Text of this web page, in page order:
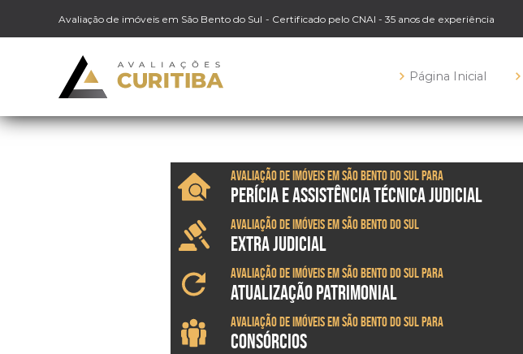
Avaliação de imóveis em São Bento do Sul - Certificado pelo CNAI - 35 anos de experiência
Página Inicial
Avaliação de imóveis em São Bento do Sul para
PERÍCIA E ASSISTÊNCIA TÉCNICA JUDICIAL
Avaliação de imóveis em São Bento do Sul
EXTRA JUDICIAL
Avaliação de imóveis em São Bento do Sul para
ATUALIZAÇÃO PATRIMONIAL
Avaliação de imóveis em São Bento do Sul para
CONSÓRCIOS